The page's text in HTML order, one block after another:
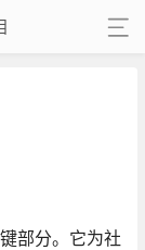
部分。它为社